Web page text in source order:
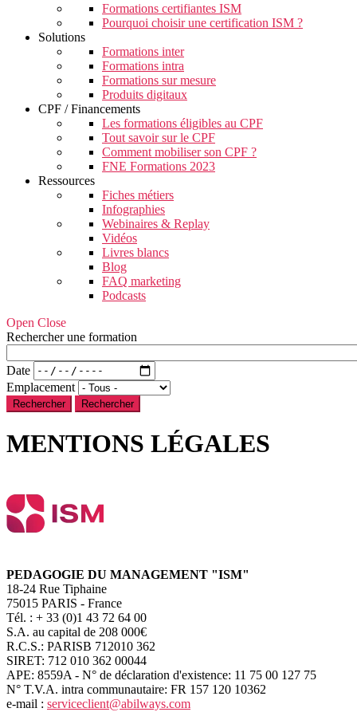
Formations certifiantes ISM
Pourquoi choisir une certification ISM ?
Solutions
Formations inter
Formations intra
Formations sur mesure
Produits digitaux
CPF / Financements
Les formations éligibles au CPF
Tout savoir sur le CPF
Comment mobiliser son CPF ?
FNE Formations 2023
Ressources
Fiches métiers
Infographies
Webinaires & Replay
Vidéos
Livres blancs
Blog
FAQ marketing
Podcasts
Open Close
Rechercher une formation
Date
Emplacement
Rechercher
MENTIONS LÉGALES
PEDAGOGIE DU MANAGEMENT "ISM"
18-24 Rue Tiphaine
75015 PARIS - France
Tél. : + 33 (0)1 43 72 64 00
S.A. au capital de 208 000€
R.C.S.: PARISB 712010 362
SIRET: 712 010 362 00044
APE: 8559A - N° de déclaration d'existence: 11 75 00 127 75
N° T.V.A. intra communautaire: FR 157 120 10362
e-mail : serviceclient@abilways.com